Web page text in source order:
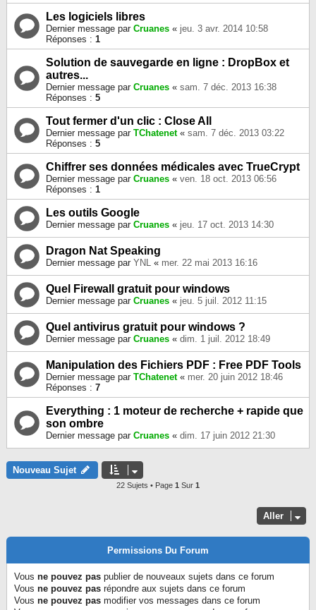
Les logiciels libres
Dernier message par Cruanes « jeu. 3 avr. 2014 10:58
Réponses : 1
Solution de sauvegarde en ligne : DropBox et
autres...
Dernier message par Cruanes « sam. 7 déc. 2013 16:38
Réponses : 5
Tout fermer d'un clic : Close All
Dernier message par TChatenet« sam. 7 déc. 2013 03:22
Réponses : 5
Chiffrer ses données médicales avec TrueCrypt
Dernier message par Cruanes « ven. 18 oct. 2013 06:56
Réponses : 1
Les outils Google
Dernier message par Cruanes « jeu. 17 oct. 2013 14:30
Dragon Nat Speaking
Dernier message par YNL « mer. 22 mai 2013 16:16
Quel Firewall gratuit pour windows
Dernier message par Cruanes « jeu. 5 juil. 2012 11:15
Quel antivirus gratuit pour windows ?
Dernier message par Cruanes « dim. 1 juil. 2012 18:49
Manipulation des Fichiers PDF : Free PDF Tools
Dernier message par TChatenet« mer. 20 juin 2012 18:46
Réponses : 7
Everything : 1 moteur de recherche + rapide que
son ombre
Dernier message par Cruanes « dim. 17 juin 2012 21:30
Nouveau Sujet
22 Sujets • Page 1 Sur 1
Aller
Permissions Du Forum
Vous ne pouvez pas publier de nouveaux sujets dans ce forum
Vous ne pouvez pas répondre aux sujets dans ce forum
Vous ne pouvez pas modifier vos messages dans ce forum